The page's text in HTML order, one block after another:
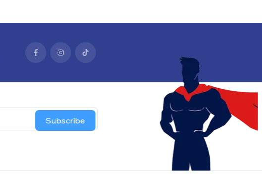
Subscribe